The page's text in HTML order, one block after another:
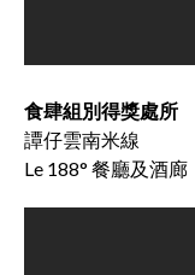
食肆組別得獎處所
譚仔雲南米線
Le 188° 餐廳及酒廊